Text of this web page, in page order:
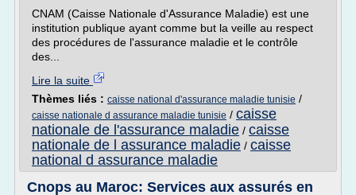
CNAM (Caisse Nationale d'Assurance Maladie) est une
institution publique ayant comme but la veille au respect
des procédures de l'assurance maladie et le contrôle
des...
Lire la suite
Thèmes liés : caisse national d'assurance maladie tunisie /
caisse nationale d assurance maladie tunisie / caisse
nationale de l'assurance maladie / caisse
nationale de l assurance maladie / caisse
national d assurance maladie
Cnops au Maroc: Services aux assurés en